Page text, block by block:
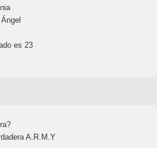
es 23
A.R.M.Y